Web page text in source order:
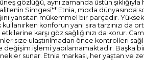
gözlüğü, aynı zamanda üstün şıklığıyla
Simgesi** Etnia, moda dünyasında
yansıtan mükemmel bir parçadır.
konforun yanı sıra tarzınızı
karşı göz sağlığınızı da korur.
size ulaştırılmadan önce kontrolleri
işlemi yapılamamaktadır. Başka
sunar. Etnia markası, her yaştan ve